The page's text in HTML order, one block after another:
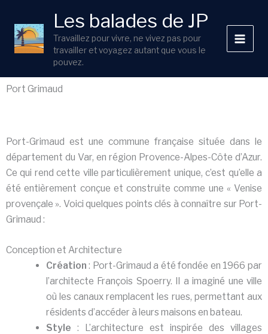
contenu
Les balades de JP
Travaillez pour vivre, ne vivez pas pour
travailler et voyagez autant que vous le
pouvez.
Port Grimaud
Port-Grimaud est une commune française située dans le
département du Var, en région Provence-Alpes-Côte d’Azur.
Ce qui rend cette ville particulièrement unique, c’est qu’elle a
été entièrement conçue et construite comme une « Venise
provençale ». Voici quelques points clés à connaître sur Port-
Grimaud :
Conception et Architecture
Création : Port-Grimaud a été fondée en 1966 par
l’architecte François Spoerry. Il a imaginé une ville
où les canaux remplacent les rues, permettant aux
résidents d’accéder à leurs maisons en bateau.
Style : L’architecture est inspirée des villages